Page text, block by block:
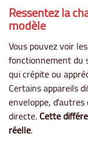
Ressentez la
modèle
Vous pouvez voir
fonctionnement du
qui crépite ou
Certains appareils
enveloppe,
directe.Cette
réelle.